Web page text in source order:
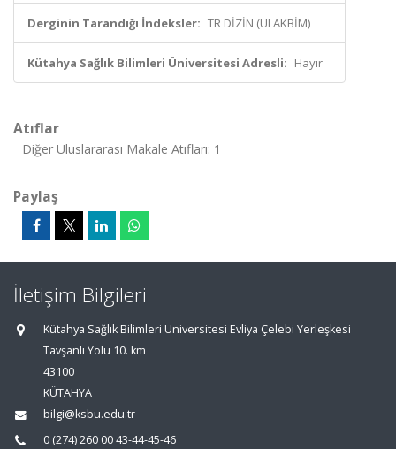
Derginin Tarandığı İndeksler: TR DİZİN (ULAKBİM)
Kütahya Sağlık Bilimleri Üniversitesi Adresli: Hayır
Atıflar
Diğer Uluslararası Makale Atıfları: 1
Paylaş
İletişim Bilgileri
Kütahya Sağlık Bilimleri Üniversitesi Evliya Çelebi Yerleşkesi
Tavşanlı Yolu 10. km
43100
KÜTAHYA
bilgi@ksbu.edu.tr
0 (274) 260 00 43-44-45-46